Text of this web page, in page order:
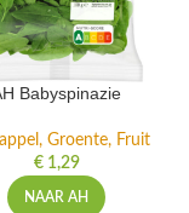
Babyspinazie
Groente, Fruit
€1,29
NAAR AH